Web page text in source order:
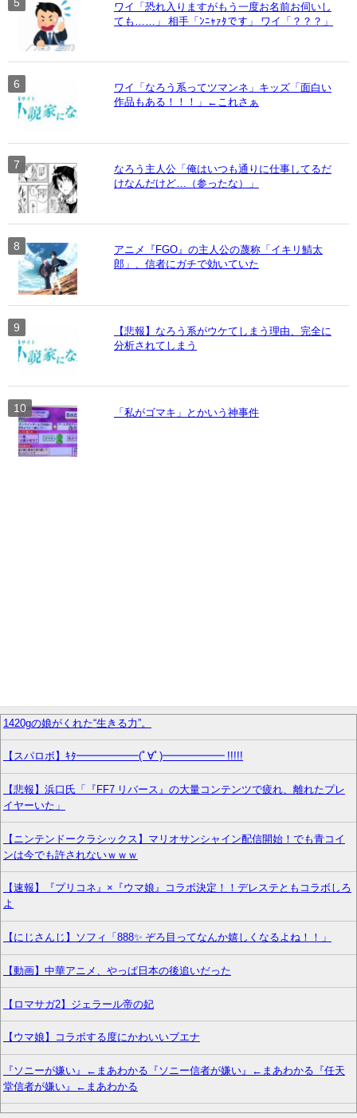
ワイ「恐れ入りますがもう一度お名前お伺いし
ても……」 相手「ﾝﾆｬｧﾀです」 ワイ「？？？」
ワイ「なろう系ってツマンネ」キッズ「面白い
作品もある！！！」←これさぁ
なろう主人公「俺はいつも通りに仕事してるだ
けなんだけど…（参ったな）」
アニメ『FGO』の主人公の蔑称「イキリ鯖太
郎」、信者にガチで効いていた
【悲報】なろう系がウケてしまう理由、完全に
分析されてしまう
「私がゴマキ」とかいう神事件
1420gの娘がくれた“生きる力”。
【スパロボ】ｷﾀ━━━━━━(ﾟ∀ﾟ)━━━━━━ !!!!!
【悲報】浜口氏「『FF7 リバース』の大量コンテンツで疲れ、離れたプレ
イヤーいた」
【ニンテンドークラシックス】マリオサンシャイン配信開始！でも青コイ
ンは今でも許されないｗｗｗ
【速報】『プリコネ』×『ウマ娘』コラボ決定！！デレステともコラボしろ
よ
【にじさんじ】ソフィ「888✨ ぞろ目ってなんか嬉しくなるよね！！」
【動画】中華アニメ、やっぱ日本の後追いだった
【ロマサガ2】ジェラール帝の妃
【ウマ娘】コラボする度にかわいいブエナ
『ソニーが嫌い』←まあわかる『ソニー信者が嫌い』←まあわかる『任天
堂信者が嫌い』←まあわかる